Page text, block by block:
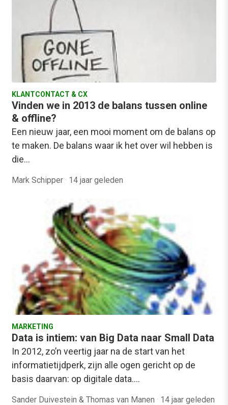
KLANTCONTACT & CX
Vinden we in 2013 de balans tussen online
& offline?
Een nieuw jaar, een mooi moment om de balans op
te maken. De balans waar ik het over wil hebben is
die…
Mark Schipper · 14 jaar geleden
MARKETING
Data is intiem: van Big Data naar Small Data
In 2012, zo’n veertig jaar na de start van het
informatietijdperk, zijn alle ogen gericht op de
basis daarvan: op digitale data.…
Sander Duivestein & Thomas van Manen · 14 jaar geleden